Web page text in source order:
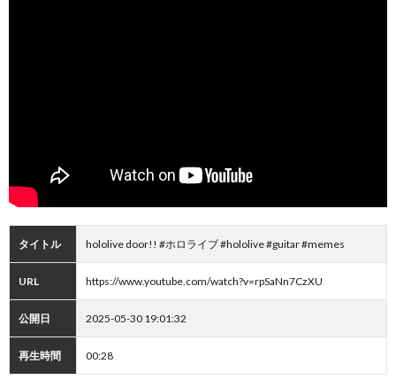
タイトル hololive door!! #ホロライブ #hololive #guitar #memes
URL https://www.youtube.com/watch?v=rpSaNn7CzXU
公開日 2025-05-30 19:01:32
再生時間 00:28